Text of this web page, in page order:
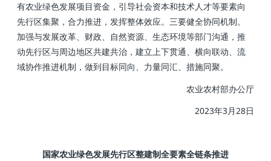
有农业绿色发展项目资金，引导社会资本和技术人才等要素向
先行区集聚，合力推进，发挥整体效应。三要健全协同机制。
加强与发展改革、财政、自然资源、生态环境等部门沟通，推
动先行区与周边地区共建共治，建立上下贯通、横向联动、流
域协作推进机制，做到目标同向、力量同汇、措施同聚。
农业农村部办公厅
2023年3月28日
国家农业绿色发展先行区整建制全要素全链条推进